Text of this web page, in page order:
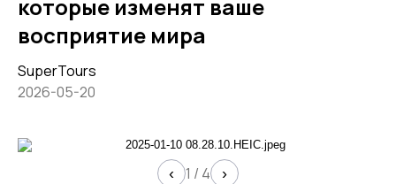
которые изменят ваше
восприятие мира
SuperTours
2026-05-20
‹ 1 / 4 ›